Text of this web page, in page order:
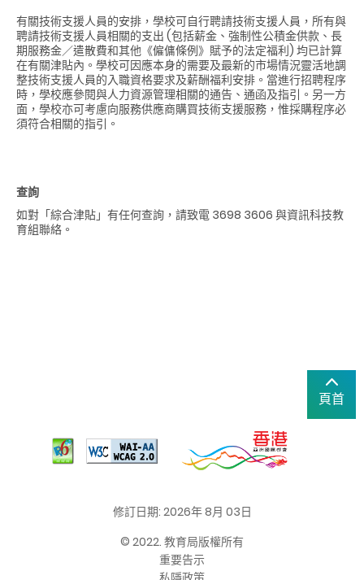
有關技術支援人員的安排，學校可自行聘請技術支援人員，所有與
聘請技術支援人員相關的支出 (包括薪金、強制性公積金供款、長
期服務金／遣散費和其他《僱傭條例》賦予的法定福利) 均已計算
在有關津貼內。學校可因應本身的需要及最新的市場情況靈活地調
整技術支援人員的入職資格要求及薪酬福利安排。當進行招聘程序
時，學校應參閱與人力資源管理相關的通告、通函及指引。另一方
面，學校亦可考慮向服務供應商購買技術支援服務，惟採購程序必
須符合相關的指引。
查詢
如對「綜合津貼」有任何查詢，請致電 3698 3606 與資訊科技教
育組聯絡。
頁首
修訂日期: 2026年 8月 03日
© 2022. 教育局版權所有
重要告示